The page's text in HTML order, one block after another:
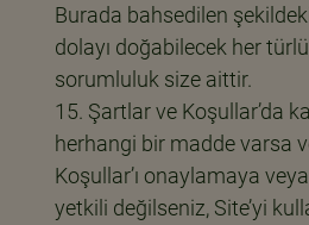
Burada bahsedilen
dolayı doğabilecek her
sorumluluk size aittir.
Şartlar ve Koşullar’da
herhangi bir madde varsa
Koşullar’ı onaylamaya
yetkili değilseniz, Site’yi